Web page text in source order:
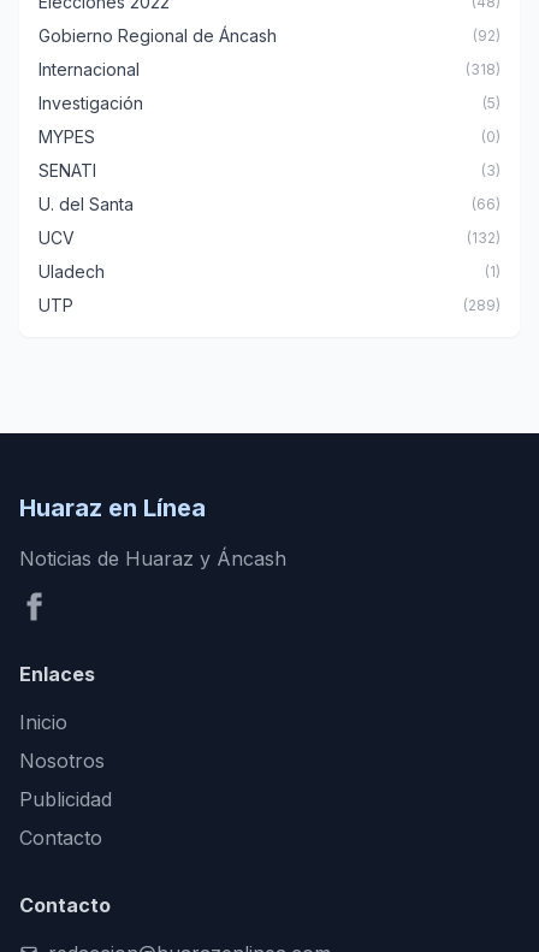
Gobierno Regional de Áncash (92)
Internacional (318)
Investigación (5)
MYPES (0)
SENATI (3)
U. del Santa (66)
UCV (132)
Uladech (1)
UTP (289)
Huaraz en Línea
Noticias de Huaraz y Áncash
Enlaces
Inicio
Nosotros
Publicidad
Contacto
Contacto